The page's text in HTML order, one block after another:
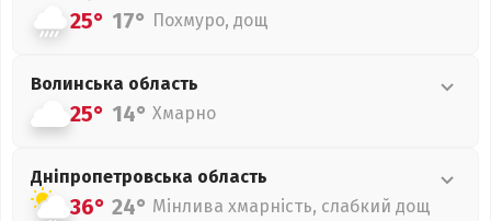
25° 17° Похмуро, дощ
Волинська область
25° 14° Хмарно
Дніпропетровська область
36° 24° Мінлива хмарність, слабкий дощ